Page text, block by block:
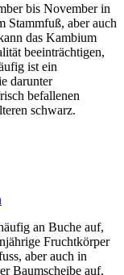
bis November in
Stammfuß, aber auch
das Kambium
beeinträchtigen,
ist ein
darunter
befallenen
schwarz.
an Buche auf,
Fruchtkörper
aber auch in
Baumscheibe auf.